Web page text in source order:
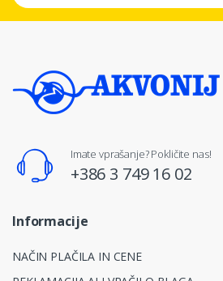
Imate vprašanje? Pokličite nas!
+386 3 749 16 02
Informacije
NAČIN PLAČILA IN CENE